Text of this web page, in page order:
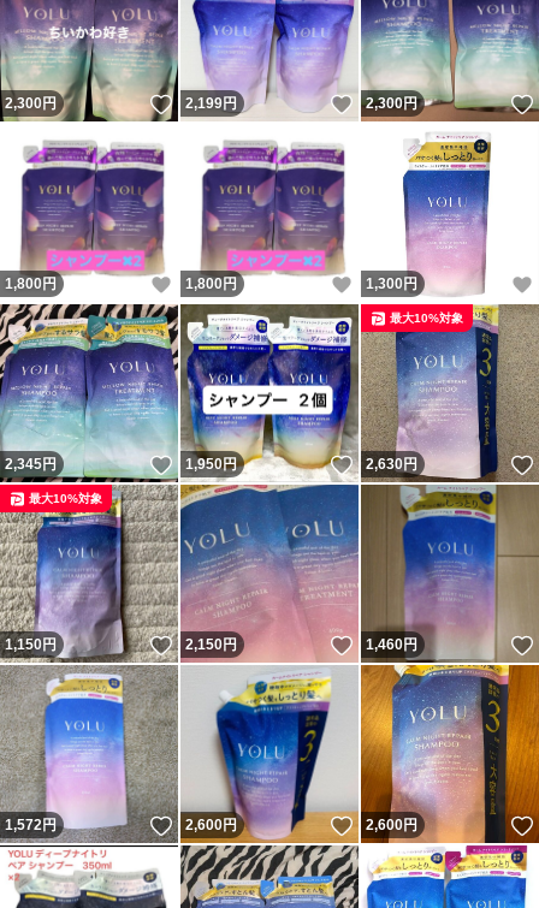
2,300円 いいね！
2,199円 いいね！
2,300円
1,800円 いいね！
1,800円 いいね！
1,300 円
2,345円 いいね！
1,950円 いいね！
2,630円
最大10%対象
1,150円 いいね！
最大10%対象
2,150円 いいね！
1,460円
1,572円 いいね！
2,600円 いいね！
2,600円